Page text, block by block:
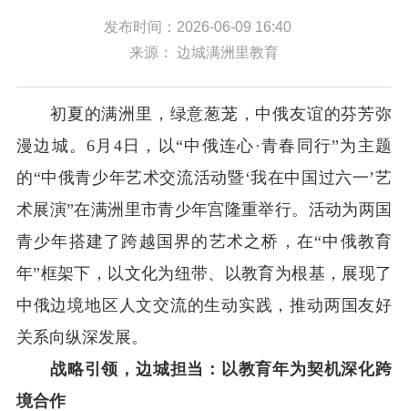
发布时间：2026-06-09 16:40
来源： 边城满洲里教育
初夏的满洲里，绿意葱茏，中俄友谊的芬芳弥
漫边城。6月4日，以“中俄连心·青春同行”为主题
的“中俄青少年艺术交流活动暨‘我在中国过六一’艺
术展演”在满洲里市青少年宫隆重举行。活动为两国
青少年搭建了跨越国界的艺术之桥，在“中俄教育
年”框架下，以文化为纽带、以教育为根基，展现了
中俄边境地区人文交流的生动实践，推动两国友好
关系向纵深发展。
战略引领，边城担当：以教育年为契机深化跨
境合作